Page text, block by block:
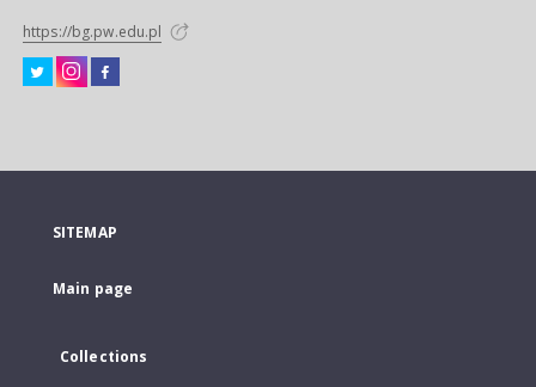
https://bg.pw.edu.pl
SITEMAP
Main page
Collections